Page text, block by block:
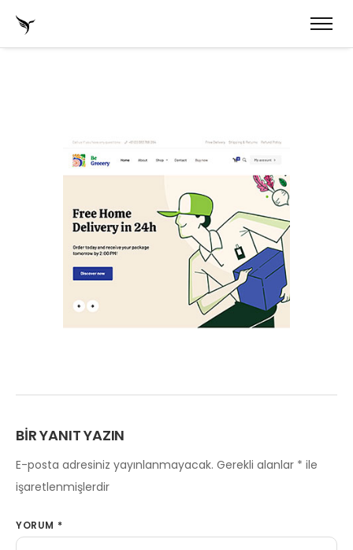
BIR YANIT YAZIN
E-posta adresiniz yayınlanmayacak. Gerekli alanlar * ile
işaretlenmişlerdir
YORUM *